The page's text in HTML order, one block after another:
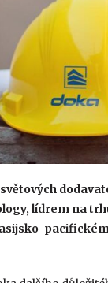
lídrem na